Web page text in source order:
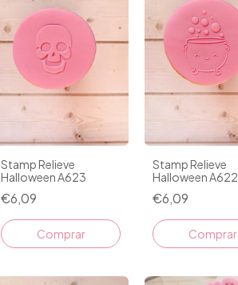
Stamp Relieve
Halloween A623
€6,09
Stamp Relieve
Halloween A622
€6,09